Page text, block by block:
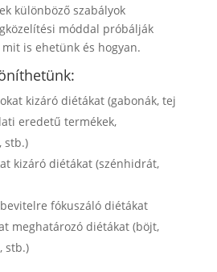
különböző szabályok
móddal próbálják
is ehetünk és hogyan.
kizáró diétákat (gabonák, tej
eredetű termékek,
stb.)
kizáró diétákat (szénhidrát,
fókuszáló diétákat
meghatározó diétákat (böjt,
stb.)